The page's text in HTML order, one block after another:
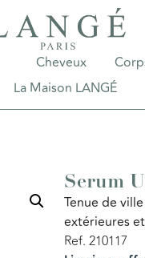
Cheveux
La Maison LANGÉ
Serum
Tenue de
extérieures
Ref. 210117